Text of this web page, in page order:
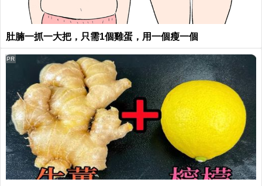
肚腩一抓一大把，只需1個雞蛋，用一個瘦一個
PR